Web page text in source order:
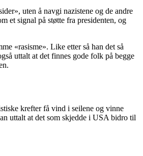
uten å navgi nazistene og de andre
et signal på støtte fra presidenten, og
«rasisme». Like etter så han det så
uttalt at det finnes gode folk på begge
krefter få vind i seilene og vinne
uttalt at det som skjedde i USA bidro til